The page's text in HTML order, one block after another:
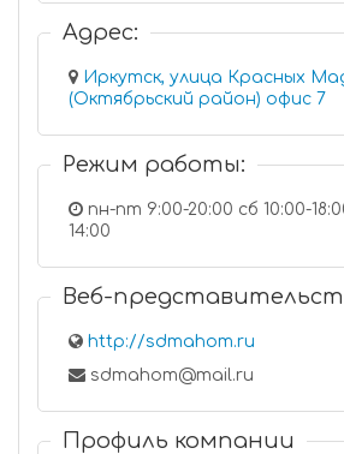
Адрес:
Иркутск, улица Красных
(Октябрьский район) офис 7
Режим работы:
пн-пт 9:00-20:00 сб 10:00-
14:00
Веб-
http://sdmahom.ru
sdmahom@mail.ru
Профиль компании